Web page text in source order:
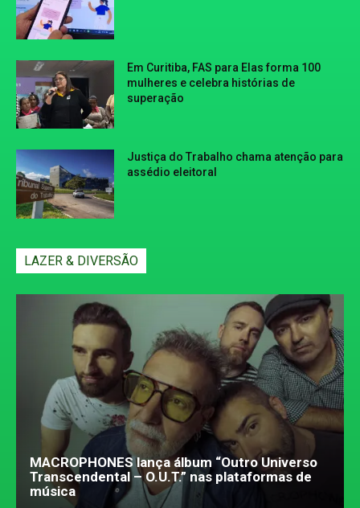
Em Curitiba, FAS para Elas forma 100
mulheres e celebra histórias de
superação
Justiça do Trabalho chama atenção para
assédio eleitoral
LAZER & DIVERSÃO
MACROPHONES lança álbum “Outro Universo
Transcendental – O.U.T.” nas plataformas de
música